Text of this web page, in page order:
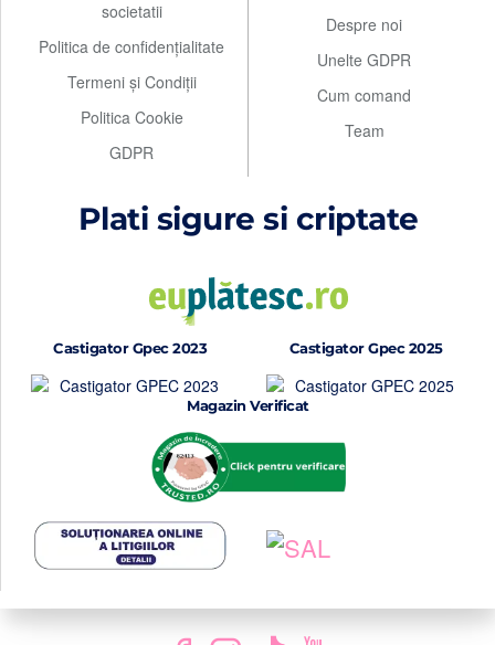
societatii
Politica de confidențialitate
Termeni și Condiții
Politica Cookie
GDPR
Despre noi
Unelte GDPR
Cum comand
Team
Plati sigure si criptate
Castigator Gpec 2023 Castigator Gpec 2025
Magazin Verificat